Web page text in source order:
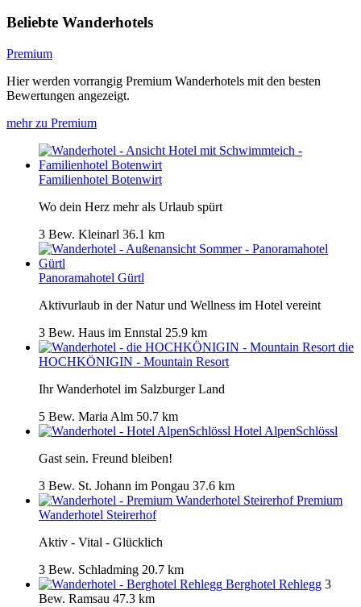
Beliebte Wanderhotels
Premium
Hier werden vorrangig Premium Wanderhotels mit den besten
Bewertungen angezeigt.
mehr zu Premium
Familienhotel Botenwirt
Wo dein Herz mehr als Urlaub spürt
3 Bew. Kleinarl 36.1 km
Panoramahotel Gürtl
Aktivurlaub in der Natur und Wellness im Hotel vereint
3 Bew. Haus im Ennstal 25.9 km
die
HOCHKÖNIGIN - Mountain Resort
Ihr Wanderhotel im Salzburger Land
5 Bew. Maria Alm 50.7 km
Hotel AlpenSchlössl
Gast sein. Freund bleiben!
3 Bew. St. Johann im Pongau 37.6 km
Premium
Wanderhotel Steirerhof
Aktiv - Vital - Glücklich
3 Bew. Schladming 20.7 km
Berghotel Rehlegg 3
Bew. Ramsau 47.3 km